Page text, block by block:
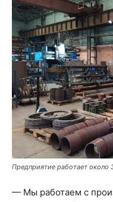
Предприятие работает около
— Мы работаем с